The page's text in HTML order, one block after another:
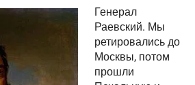
Генерал
Раевский. Мы
ретировались до
Москвы, потом
прошли